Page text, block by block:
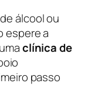
álcool ou
espere a
clínica de
passo